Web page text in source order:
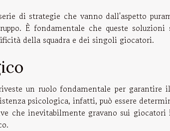
di strategie che vanno dall'aspetto
È fondamentale che queste soluzioni
della squadra e dei singoli giocatori.
un ruolo fondamentale per garantire
psicologica, infatti, può essere
che inevitabilmente gravano sui giocatori